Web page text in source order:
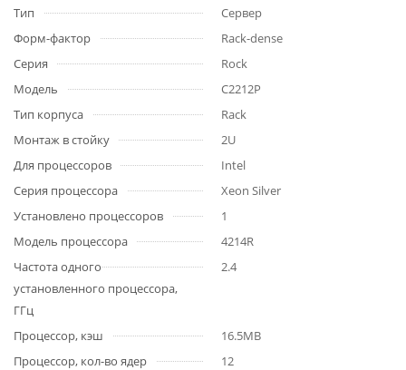
Тип
Сервер
Форм-фактор
Rack-dense
Серия
Rock
Модель
C2212P
Тип корпуса
Rack
Монтаж в стойку
2U
Для процессоров
Intel
Серия процессора
Xeon Silver
Установлено процессоров
1
Модель процессора
4214R
Частота одного
установленного процессора,
ГГц
2.4
Процессор, кэш
16.5MB
Процессор, кол-во ядер
12